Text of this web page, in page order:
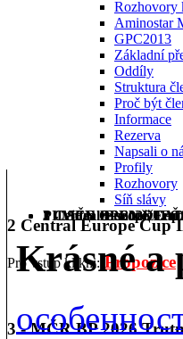
Rozhovory
Aminostar
GPC2013
Základní
Oddíly
Struktura
Proč být
Informace
Rezerva
Napsali o
Profily
Rozhovory
Síň slávy
1 - Videa ze soutěží
2 Central Europe
3 - MČR BP 2026
PILSEN OPEN
2 Central Europe Cup
Pro vstup klikni: Propozice
3 - MČR BP 2026
Krásné a